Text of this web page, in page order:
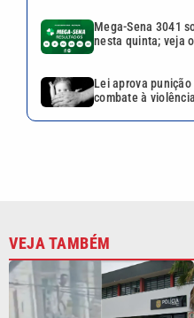
Mega-Sena 3041
nesta quinta; veja
Lei aprova
combate à